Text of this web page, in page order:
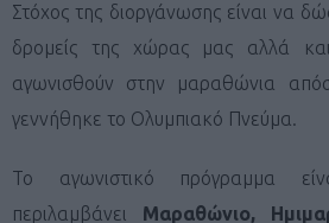
Στόχος της διοργάνωσης είναι να
δρομείς της χώρας μας αλλά
αγωνισθούν στην μαραθώνια
γεννήθηκε το Ολυμπιακό Πνεύμα.
Το αγωνιστικό πρόγραμμα
περιλαμβάνει Μαραθώνιο,